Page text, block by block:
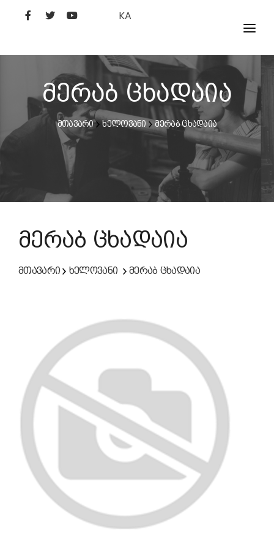
KA
ᲤᲘᲚᲛᲔᲑᲘ
ᲮᲔᲚᲝᲕᲐᲜᲘ
ᲙᲘᲜᲝᲡᲢᲣᲓᲘᲐ
ᲙᲘᲜᲝᲐᲙᲐᲓᲔᲛᲘᲐ
მერაბ ცხადაია
მთავარი ხელოვანი მერაბ ცხადაია
მერაბ ცხადაია
მთავარი ხელოვანი მერაბ ცხადაია